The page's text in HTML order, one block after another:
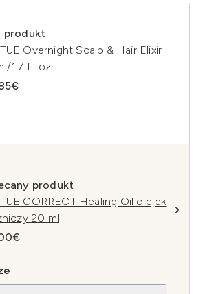
produkt
Overnight Scalp & Hair Elixir
1.7 fl. oz
produkt
CORRECT Healing Oil olejek
20 ml